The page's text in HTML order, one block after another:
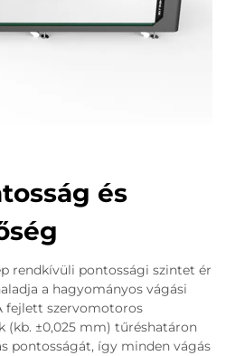
és
rendkívüli pontossági szintet ér
a hagyományos vágási
fejlett szervomotoros
(kb. ±0,025 mm) tűréshatáron
pontosságát, így minden vágás